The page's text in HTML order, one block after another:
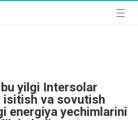
bu yilgi Intersolar
isitish va sovutish
energiya yechimlarini